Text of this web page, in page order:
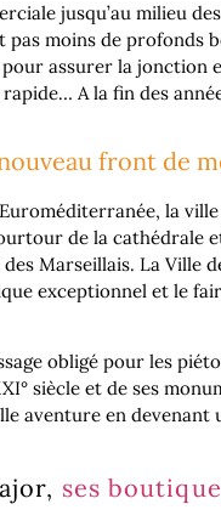
jusqu’au milieu
pas moins de
assurer la
A la fin des
front de
la
de la cathédrale
Marseillais. La
exceptionnel et le
obligé pour les
siècle et de ses
aventure en
ses